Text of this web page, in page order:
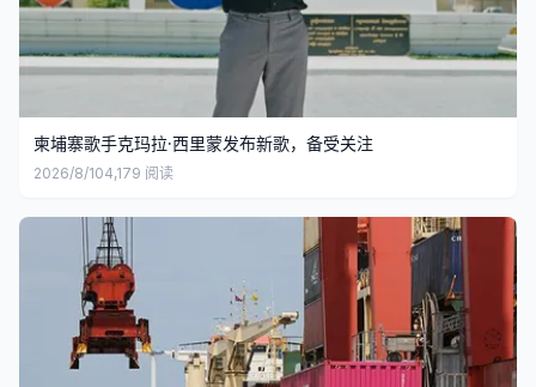
柬埔寨歌手克玛拉·西里蒙发布新歌，备受关注
2026/8/104,179 阅读